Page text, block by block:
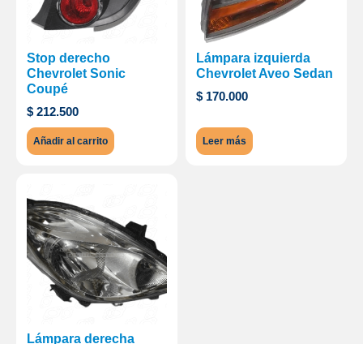
Stop derecho
Chevrolet Sonic
Coupé
$ 212.500
Añadir al carrito
Lámpara izquierda
Chevrolet Aveo Sedan
$ 170.000
Leer más
Lámpara derecha